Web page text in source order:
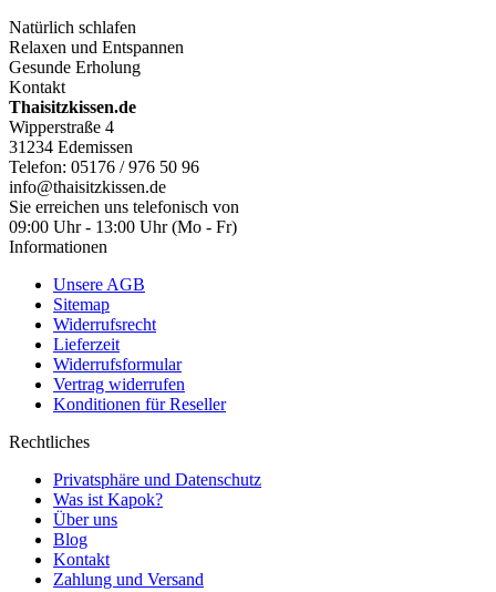
Natürlich schlafen
Relaxen und Entspannen
Gesunde Erholung
Kontakt
Thaisitzkissen.de
Wipperstraße 4
31234 Edemissen
Telefon: 05176 / 976 50 96
info@thaisitzkissen.de
Sie erreichen uns telefonisch von
09:00 Uhr - 13:00 Uhr (Mo - Fr)
Informationen
Unsere AGB
Sitemap
Widerrufsrecht
Lieferzeit
Widerrufsformular
Vertrag widerrufen
Konditionen für Reseller
Rechtliches
Privatsphäre und Datenschutz
Was ist Kapok?
Über uns
Blog
Kontakt
Zahlung und Versand